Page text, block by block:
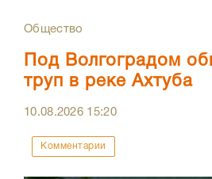
Общество
Под Волгоградом
труп в реке Ахтуба
10.08.2026 15:20
Комментарии